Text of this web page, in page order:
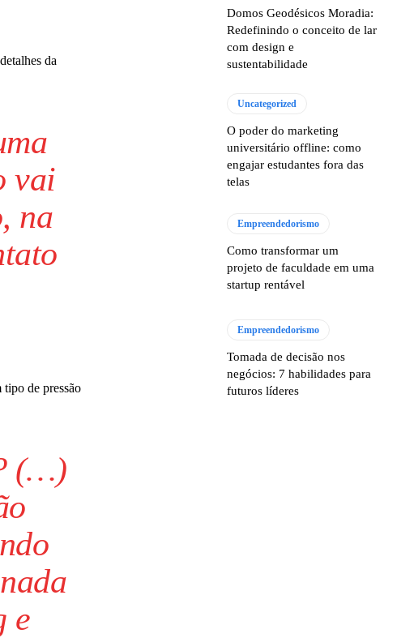
da
vai
na
de pressão
(…)
e
Domos Geodésicos Moradia:
Redefinindo o conceito de lar
com design e
sustentabilidade
Uncategorized
O poder do marketing
universitário offline: como
engajar estudantes fora das
telas
Empreendedorismo
Como transformar um
projeto de faculdade em uma
startup rentável
Empreendedorismo
Tomada de decisão nos
negócios: 7 habilidades para
futuros líderes